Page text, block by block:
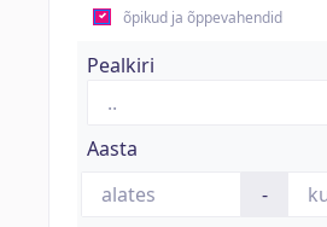
õpikud ja õppevahendid
Pealkiri
Aasta
-